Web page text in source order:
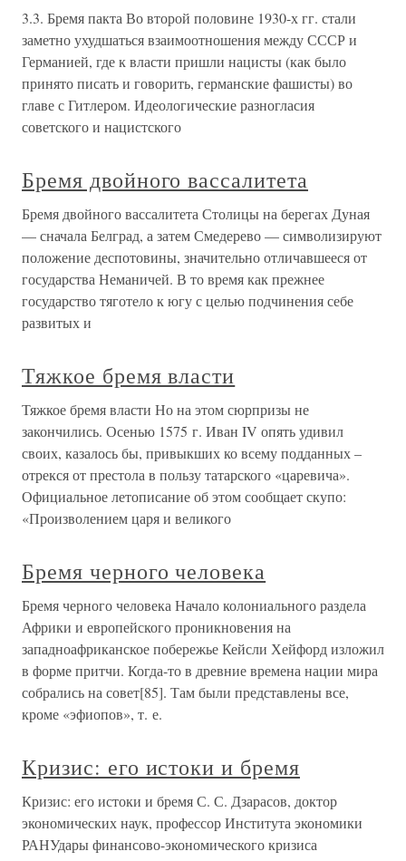
3.3. Бремя пакта Во второй половине 1930-х гг. стали
заметно ухудшаться взаимоотношения между СССР и
Германией, где к власти пришли нацисты (как было
принято писать и говорить, германские фашисты) во
главе с Гитлером. Идеологические разногласия
советского и нацистского
Бремя двойного вассалитета
Бремя двойного вассалитета Столицы на берегах Дуная
— сначала Белград, а затем Смедерево — символизируют
положение деспотовины, значительно отличавшееся от
государства Неманичей. В то время как прежнее
государство тяготело к югу с целью подчинения себе
развитых и
Тяжкое бремя власти
Тяжкое бремя власти Но на этом сюрпризы не
закончились. Осенью 1575 г. Иван IV опять удивил
своих, казалось бы, привыкших ко всему подданных –
отрекся от престола в пользу татарского «царевича».
Официальное летописание об этом сообщает скупо:
«Произволением царя и великого
Бремя черного человека
Бремя черного человека Начало колониального раздела
Африки и европейского проникновения на
западноафриканское побережье Кейсли Хейфорд изложил
в форме притчи. Когда-то в древние времена нации мира
собрались на совет[85]. Там были представлены все,
кроме «эфиопов», т. е.
Кризис: его истоки и бремя
Кризис: его истоки и бремя С. С. Дзарасов, доктор
экономических наук, профессор Института экономики
РАНУдары финансово-экономического кризиса